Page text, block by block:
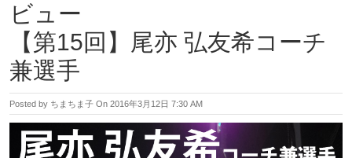
ビュー
【第15回】尾亦 弘友希コーチ
兼選手
Posted by ちまちま子 On 2016年3月12日 7:30 AM